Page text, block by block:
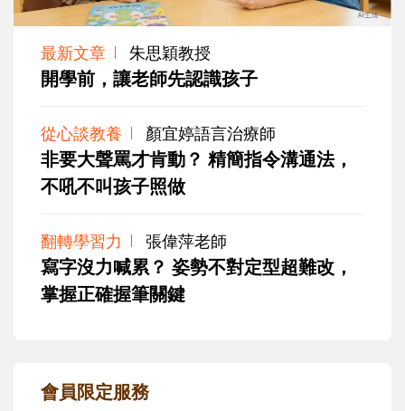
最新文章 朱思穎教授
開學前，讓老師先認識孩子
從心談教養 顏宜婷語言治療師
非要大聲罵才肯動？ 精簡指令溝通法，
不吼不叫孩子照做
翻轉學習力 張偉萍老師
寫字沒力喊累？ 姿勢不對定型超難改，
掌握正確握筆關鍵
會員限定服務